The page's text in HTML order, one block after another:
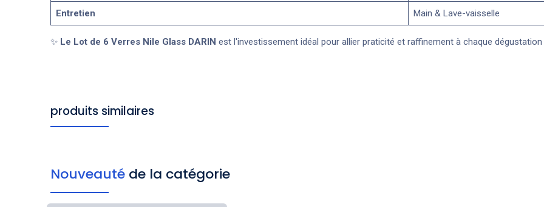
Entretien Main & Lave-vaisselle
✨ Le Lot de 6 Verres Nile Glass DARIN est l'investissement idéal pour allier praticité et raffinement à chaque dégustation
produits similaires
Nouveauté de la catégorie